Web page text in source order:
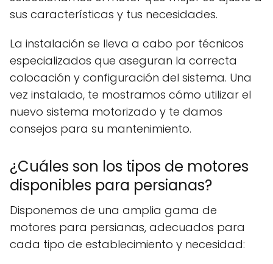
sus características y tus necesidades.
La instalación se lleva a cabo por técnicos
especializados que aseguran la correcta
colocación y configuración del sistema. Una
vez instalado, te mostramos cómo utilizar el
nuevo sistema motorizado y te damos
consejos para su mantenimiento.
¿Cuáles son los tipos de motores
disponibles para persianas?
Disponemos de una amplia gama de
motores para persianas, adecuados para
cada tipo de establecimiento y necesidad: